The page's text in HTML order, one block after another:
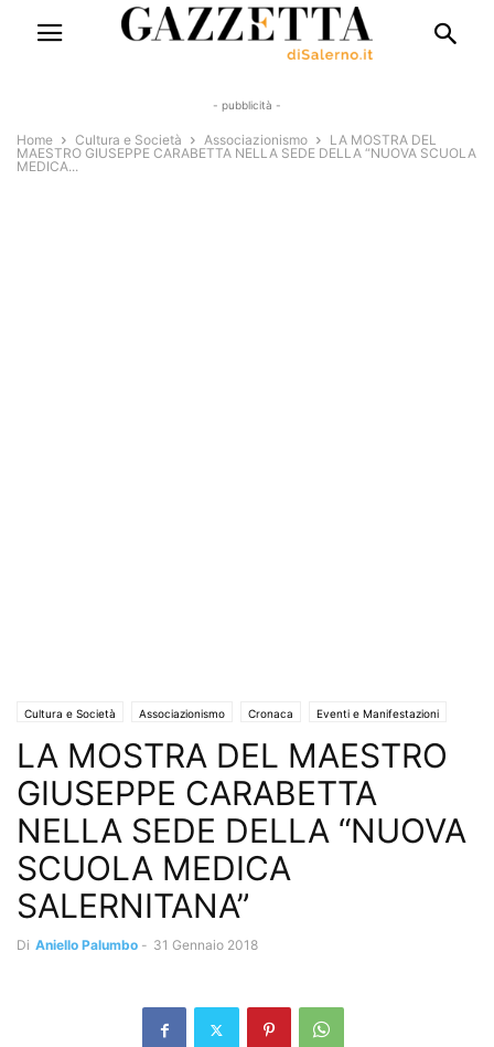
- pubblicità -
Home Cultura e Società Associazionismo
LA MOSTRA DEL
MAESTRO GIUSEPPE CARABETTA NELLA SEDE DELLA “NUOVA SCUOLA
MEDICA...
Cultura e Società Associazionismo Cronaca Eventi e Manifestazioni
Mostre e concerti Uncategorized
LA MOSTRA DEL MAESTRO
GIUSEPPE CARABETTA
NELLA SEDE DELLA “NUOVA
SCUOLA MEDICA
SALERNITANA”
Di Aniello Palumbo - 31 Gennaio 2018